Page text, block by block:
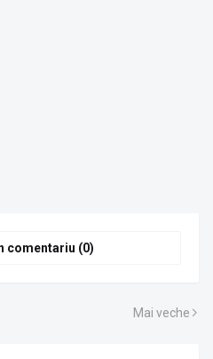
comentariu (0)
Mai veche